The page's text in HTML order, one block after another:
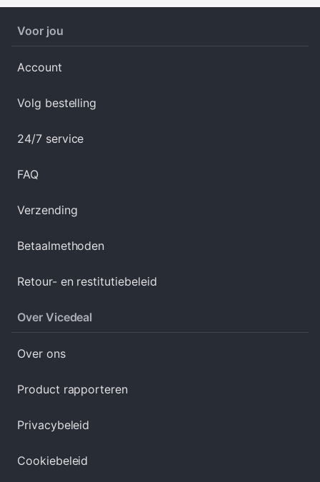
Voor jou
Account
Volg bestelling
24/7 service
FAQ
Verzending
Betaalmethoden
Retour- en restitutiebeleid
Over Vicedeal
Over ons
Product rapporteren
Privacybeleid
Cookiebeleid